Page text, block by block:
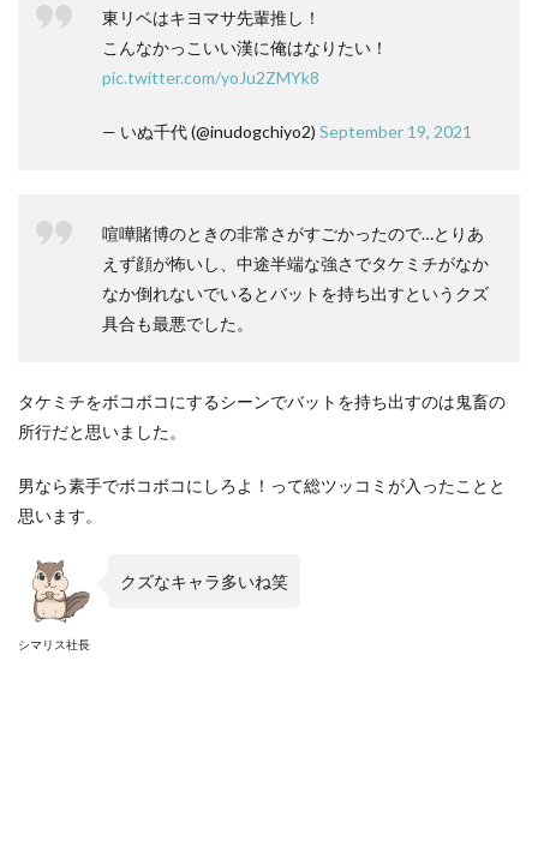
東リベはキヨマサ先輩推し！
こんなかっこいい漢に俺はなりたい！
pic.twitter.com/yoJu2ZMYk8
— いぬ千代 (@inudogchiyo2) September 19, 2021
喧嘩賭博のときの非常さがすごかったので…とりあ
えず顔が怖いし、中途半端な強さでタケミチがなか
なか倒れないでいるとバットを持ち出すというクズ
具合も最悪でした。
タケミチをボコボコにするシーンでバットを持ち出すのは鬼畜の
所行だと思いました。
男なら素手でボコボコにしろよ！って総ツッコミが入ったことと
思います。
シマリス社長
クズなキャラ多いね笑